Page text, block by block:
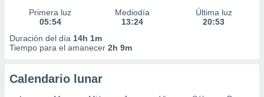
Primera luz
05:54
Mediodía
13:24
Última luz
20:53
Duración del día 14h 1m
Tiempo para el amanecer 2h 9m
Calendario lunar